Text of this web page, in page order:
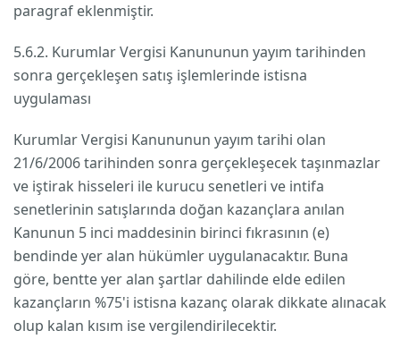
paragraf eklenmiştir.
5.6.2. Kurumlar Vergisi Kanununun yayım tarihinden
sonra gerçekleşen satış işlemlerinde istisna
uygulaması
Kurumlar Vergisi Kanununun yayım tarihi olan
21/6/2006 tarihinden sonra gerçekleşecek taşınmazlar
ve iştirak hisseleri ile kurucu senetleri ve intifa
senetlerinin satışlarında doğan kazançlara anılan
Kanunun 5 inci maddesinin birinci fıkrasının (e)
bendinde yer alan hükümler uygulanacaktır. Buna
göre, bentte yer alan şartlar dahilinde elde edilen
kazançların %75'i istisna kazanç olarak dikkate alınacak
olup kalan kısım ise vergilendirilecektir.